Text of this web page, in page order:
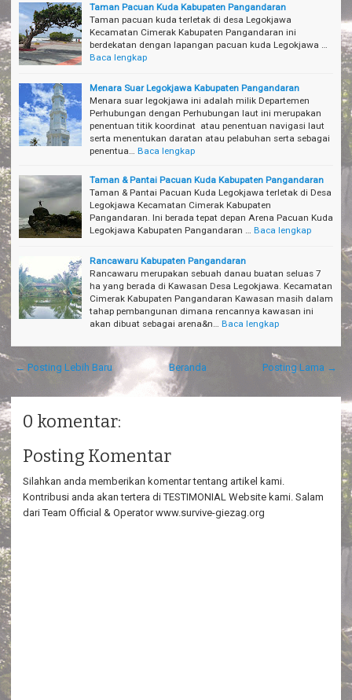
Taman Pacuan Kuda Kabupaten Pangandaran
Taman pacuan kuda terletak di desa Legokjawa
Kecamatan Cimerak Kabupaten Pangandaran ini
berdekatan dengan lapangan pacuan kuda Legokjawa …
Baca lengkap
Menara Suar Legokjawa Kabupaten Pangandaran
Menara suar legokjawa ini adalah milik Departemen
Perhubungan dengan Perhubungan laut ini merupakan
penentuan titik koordinat atau penentuan navigasi laut
serta menentukan daratan atau pelabuhan serta sebagai
penentua…
Baca lengkap
Taman & Pantai Pacuan Kuda Kabupaten Pangandaran
Taman & Pantai Pacuan Kuda Legokjawa terletak di Desa
Legokjawa Kecamatan Cimerak Kabupaten
Pangandaran. Ini berada tepat depan Arena Pacuan Kuda
Legokjawa Kabupaten Pangandaran …
Baca lengkap
Rancawaru Kabupaten Pangandaran
Rancawaru merupakan sebuah danau buatan seluas 7
ha yang berada di Kawasan Desa Legokjawa. Kecamatan
Cimerak Kabupaten Pangandaran Kawasan masih dalam
tahap pembangunan dimana rencannya kawasan ini
akan dibuat sebagai arena&n…
Baca lengkap
← Posting Lebih Baru Posting Lama →
Beranda
0 komentar:
Posting Komentar
Silahkan anda memberikan komentar tentang artikel kami.
Kontribusi anda akan tertera di TESTIMONIAL Website kami. Salam
dari Team Official & Operator www.survive-giezag.org